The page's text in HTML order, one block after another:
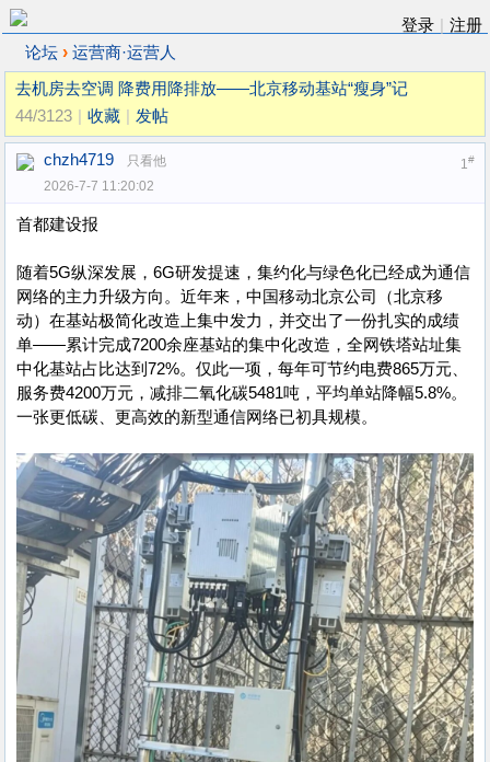
登录
注册
论坛 › 运营商·运营人
去机房去空调 降费用降排放——北京移动基站“瘦身”记
44/3123
收藏 发帖
1#
chzh4719
只看他
2026-7-7 11:20:02
首都建设报
随着5G纵深发展，6G研发提速，集约化与绿色化已经成为通信
网络的主力升级方向。近年来，中国移动北京公司（北京移
动）在基站极简化改造上集中发力，并交出了一份扎实的成绩
单——累计完成7200余座基站的集中化改造，全网铁塔站址集
中化基站占比达到72%。仅此一项，每年可节约电费865万元、
服务费4200万元，减排二氧化碳5481吨，平均单站降幅5.8%。
一张更低碳、更高效的新型通信网络已初具规模。